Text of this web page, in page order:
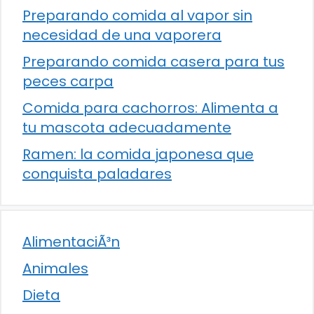
Preparando comida al vapor sin
necesidad de una vaporera
Preparando comida casera para tus
peces carpa
Comida para cachorros: Alimenta a
tu mascota adecuadamente
Ramen: la comida japonesa que
conquista paladares
AlimentaciÃ³n
Animales
Dieta